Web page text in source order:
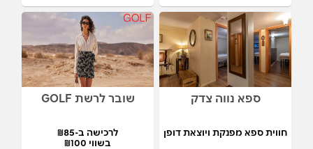
ספא נווה צדק
חווית ספא מפנקת ויוצאת דופן
שובר לרשת GOLF
לרכישה ב-₪85
בשווי ₪100